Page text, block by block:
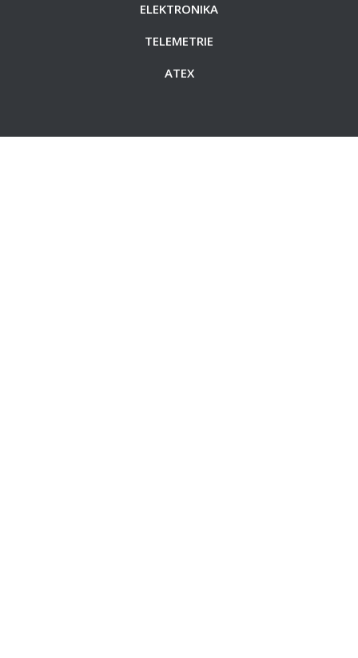
ELEKTRONIKA
TELEMETRIE
ATEX